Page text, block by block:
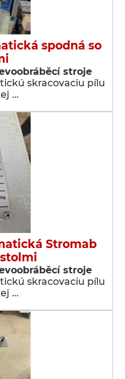
spodná so
stroje
skracovaciu pílu
…
Stromab
stolmi
stroje
skracovaciu pílu
…